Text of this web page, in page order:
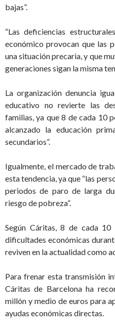
bajas”.
“Las deficiencias
económico provocan que las
una situación precaria, y que
generaciones sigan la misma
La organización denuncia
educativo no revierte las
familias, ya que 8 de cada 10
alcanzado la educación
secundarios”.
Igualmente, el mercado de
esta tendencia, ya que “las
periodos de paro de larga
riesgo de pobreza”.
Según Cáritas, 8 de cada 10
dificultades económicas
reviven en la actualidad como
Para frenar esta transmisión
Cáritas de Barcelona ha
millón y medio de euros para
ayudas económicas directas.